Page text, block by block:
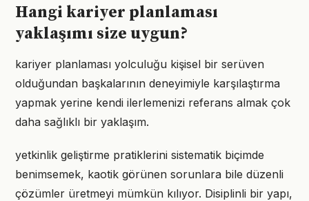
Hangi kariyer planlaması
yaklaşımı size uygun?
kariyer planlaması yolculuğu kişisel bir serüven
olduğundan başkalarının deneyimiyle karşılaştırma
yapmak yerine kendi ilerlemenizi referans almak çok
daha sağlıklı bir yaklaşım.
yetkinlik geliştirme pratiklerini sistematik biçimde
benimsemek, kaotik görünen sorunlara bile düzenli
çözümler üretmeyi mümkün kılıyor. Disiplinli bir yapı,